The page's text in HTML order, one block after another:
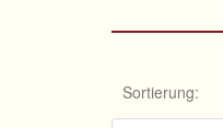
Sortierung: